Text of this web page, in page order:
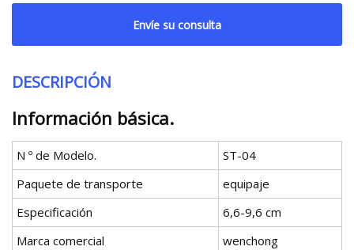
Envíe su consulta
DESCRIPCIÓN
Información básica.
N º de Modelo.
ST-04
Paquete de transporte
equipaje
Especificación
6,6-9,6 cm
Marca comercial
wenchong